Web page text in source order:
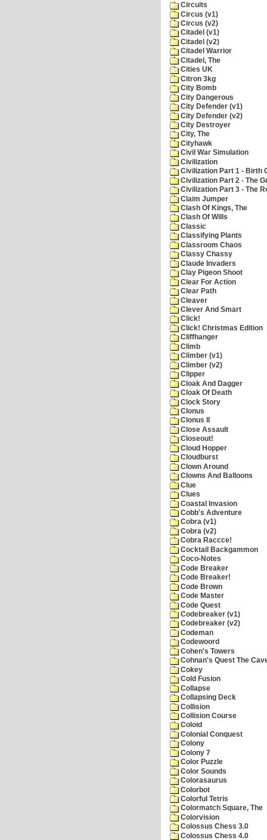
Circuits
Circus (v1)
Circus (v2)
Citadel (v1)
Citadel (v2)
Citadel Warrior
Citadel, The
Cities UK
Citron 3kg
City Bomb
City Dangerous
City Defender (v1)
City Defender (v2)
City Destroyer
City, The
Cityhawk
Civil War Simulation
Civilization
Civilization Part 1 - Birth
Civilization Part 2 - The
Civilization Part 3 - The
Claim Jumper
Clash Of Kings, The
Clash Of Wills
Classic
Classifying Plants
Classroom Chaos
Classy Chassy
Claude Invaders
Clay Pigeon Shoot
Clear For Action
Clear Path
Cleaver
Clever And Smart
Click!
Click! Christmas Edition
Cliffhanger
Climb
Climber (v1)
Climber (v2)
Clipper
Cloak And Dagger
Cloak Of Death
Clock Story
Clonus
Clonus II
Close Assault
Closeout!
Cloud Hopper
Cloudburst
Clown Around
Clowns And Balloons
Clue
Clues
Coastal Invasion
Cobb's Adventure
Cobra (v1)
Cobra (v2)
Cobra Raccce!
Cocktail Backgammon
Coco-Notes
Code Breaker
Code Breaker!
Code Brown
Code Master
Code Quest
Codebreaker (v1)
Codebreaker (v2)
Codeman
Codewoord
Cohen's Towers
Cohnan's Quest The
Cokey
Cold Fusion
Collapse
Collapsing Deck
Collision
Collision Course
Coloid
Colonial Conquest
Colony
Colony 7
Color Puzzle
Color Sounds
Colorasaurus
Colorbot
Colorful Tetris
Colormatch Square, The
Colorvision
Colossus Chess 3.0
Colossus Chess 4.0